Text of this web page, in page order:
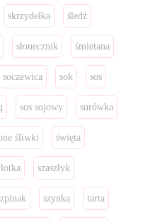
skrzydełka śledź
słonecznik śmietana
soczewica sok sos
sos sojowy surówka
śliwki święta
szaszłyk
szynka tarta